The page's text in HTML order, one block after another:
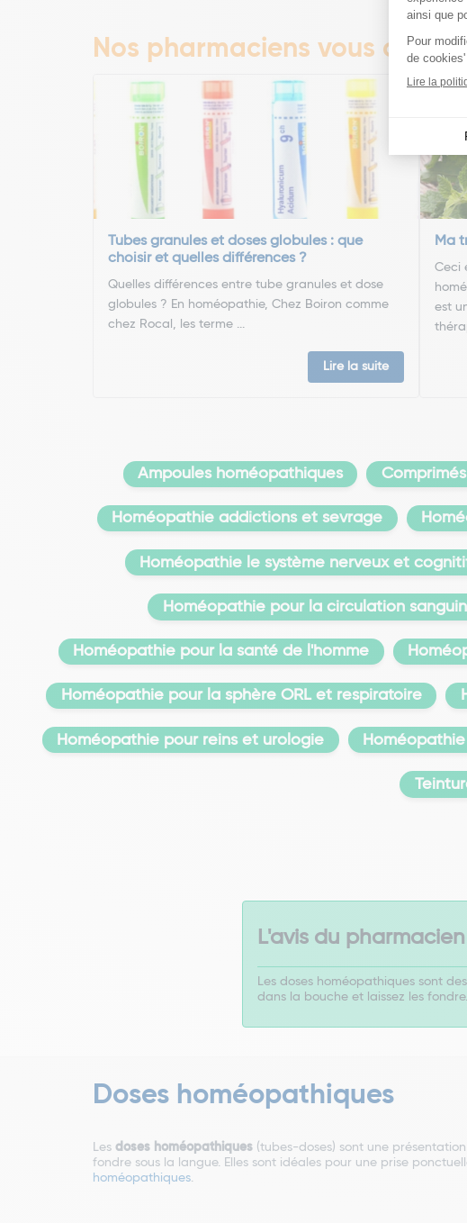
Nos pharmaciens vous
Tubes granules et doses globules : que
choisir et quelles différences ?
Quelles différences entre tube granules et dose
globules ? En homéopathie, Chez Boiron comme
chez Rocal, les terme ...
Lire la suite
Ma
Ceci
est
Ampoules homéopathiques
Homéopathie addictions et sevrage
Homéopathie le système nerveux et
Homéopathie pour la circulation
Homéopathie pour la santé de l'homme
Homéopathie pour la sphère ORL et respiratoire
Homéopathie pour reins et urologie
L'avis du pharmacien
Les doses homéopathiques sont
dans la bouche et laissez les
Doses homéopathiques
Les doses homéopathiques (tubes-doses) sont une
fondre sous la langue. Elles sont idéales pour une prise
homéopathiques.